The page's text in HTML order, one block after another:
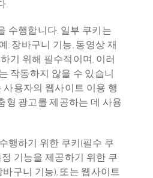
.
수행합니다. 일부 쿠키는
: 장바구니 기능, 동영상 재
기 위해 필수적이며, 이러
작동하지 않을 수 있습니
사용자의 웹사이트 이용 행
형 광고를 제공하는 데 사용
행하기 위한 쿠키(필수 쿠
기능을 제공하기 위한 쿠
구니 기능), 또는 웹사이트